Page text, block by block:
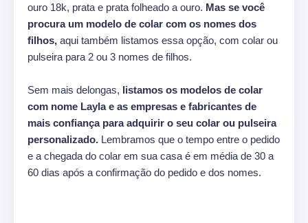
ouro 18k, prata e prata folheado a ouro. Mas se você
procura um modelo de colar com os nomes dos
filhos, aqui também listamos essa opção, com colar ou
pulseira para 2 ou 3 nomes de filhos.
Sem mais delongas, listamos os modelos de colar
com nome Layla e as empresas e fabricantes de
mais confiança para adquirir o seu colar ou pulseira
personalizado. Lembramos que o tempo entre o pedido
e a chegada do colar em sua casa é em média de 30 a
60 dias após a confirmação do pedido e dos nomes.